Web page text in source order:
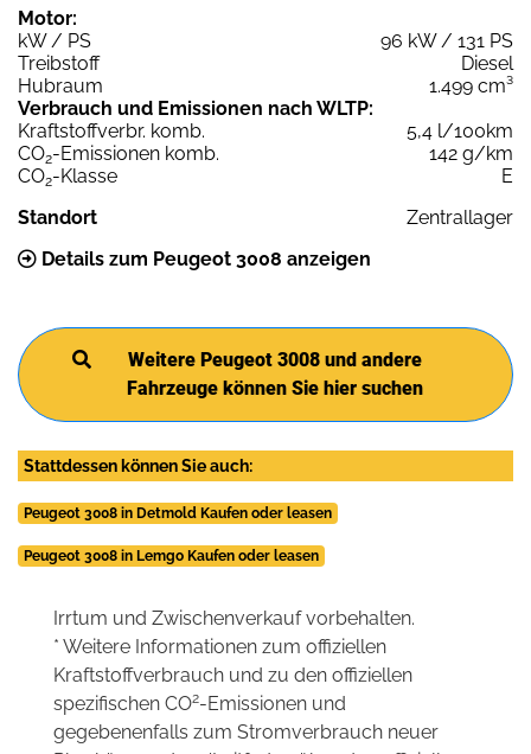
Motor:
kW / PS
96 kW / 131 PS
Treibstoff
Diesel
Hubraum
1.499 cm³
Verbrauch und Emissionen nach WLTP:
Kraftstoffverbr. komb.
5,4 l/100km
CO2-Emissionen komb.
142 g/km
CO2-Klasse
E
Standort
Zentrallager
Details zum Peugeot 3008 anzeigen
Weitere Peugeot 3008 und andere
Fahrzeuge können Sie hier suchen
Stattdessen können Sie auch:
Peugeot 3008 in Detmold Kaufen oder leasen
Peugeot 3008 in Lemgo Kaufen oder leasen
Irrtum und Zwischenverkauf vorbehalten.
* Weitere Informationen zum offiziellen
Kraftstoffverbrauch und zu den offiziellen
spezifischen CO2-Emissionen und
gegebenenfalls zum Stromverbrauch neuer